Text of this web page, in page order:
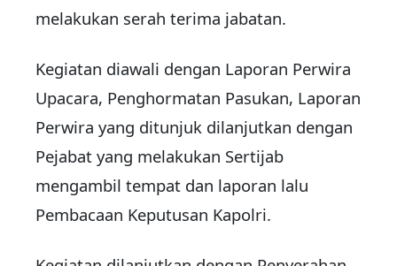
melakukan serah terima jabatan.
Kegiatan diawali dengan Laporan Perwira
Upacara, Penghormatan Pasukan, Laporan
Perwira yang ditunjuk dilanjutkan dengan
Pejabat yang melakukan Sertijab
mengambil tempat dan laporan lalu
Pembacaan Keputusan Kapolri.